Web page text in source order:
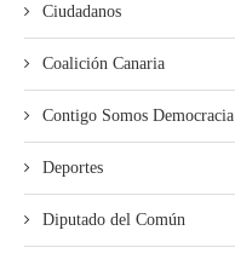
Ciudadanos
Coalición Canaria
Contigo Somos Democracia
Deportes
Diputado del Común